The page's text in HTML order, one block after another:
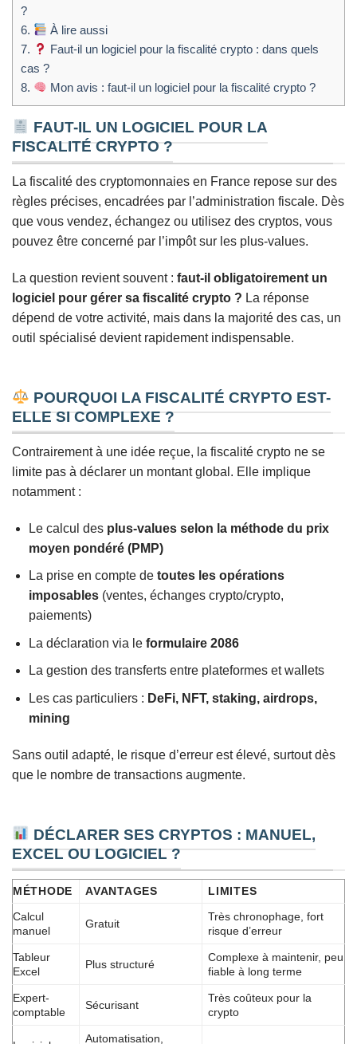
?
6.
À lire aussi
7.
Faut-il un logiciel pour la fiscalité crypto : dans quels
cas ?
8.
Mon avis : faut-il un logiciel pour la fiscalité crypto ?
FAUT-IL UN LOGICIEL POUR LA
FISCALITÉ CRYPTO ?
La fiscalité des cryptomonnaies en France repose sur des
règles précises, encadrées par l’administration fiscale. Dès
que vous vendez, échangez ou utilisez des cryptos, vous
pouvez être concerné par l’impôt sur les plus-values.
La question revient souvent : faut-il obligatoirement un
logiciel pour gérer sa fiscalité crypto ? La réponse
dépend de votre activité, mais dans la majorité des cas, un
outil spécialisé devient rapidement indispensable.
POURQUOI LA FISCALITÉ CRYPTO EST-
ELLE SI COMPLEXE ?
Contrairement à une idée reçue, la fiscalité crypto ne se
limite pas à déclarer un montant global. Elle implique
notamment :
Le calcul des plus-values selon la méthode du prix
moyen pondéré (PMP)
La prise en compte de toutes les opérations
imposables(ventes, échanges crypto/crypto,
paiements)
La déclaration via le formulaire 2086
La gestion des transferts entre plateformes et wallets
Les cas particuliers : DeFi, NFT, staking, airdrops,
mining
Sans outil adapté, le risque d’erreur est élevé, surtout dès
que le nombre de transactions augmente.
DÉCLARER SES CRYPTOS : MANUEL,
EXCEL OU LOGICIEL ?
MÉTHODE AVANTAGES
LIMITES
Calcul
manuel
Gratuit
Très chronophage, fort
risque d’erreur
Tableur
Excel
Plus structuré
Complexe à maintenir, peu
fiable à long terme
Expert-
comptable
Sécurisant
Très coûteux pour la
crypto
Automatisation,